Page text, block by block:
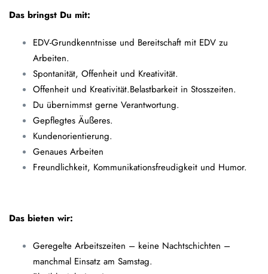
Das bringst Du mit:
EDV-Grundkenntnisse und Bereitschaft mit EDV zu
Arbeiten.
Spontanität, Offenheit und Kreativität.
Offenheit und Kreativität.Belastbarkeit in Stosszeiten.
Du übernimmst gerne Verantwortung.
Gepflegtes Äußeres.
Kundenorientierung.
Genaues Arbeiten
Freundlichkeit, Kommunikationsfreudigkeit und Humor.
Das bieten wir:
Geregelte Arbeitszeiten – keine Nachtschichten –
manchmal Einsatz am Samstag.